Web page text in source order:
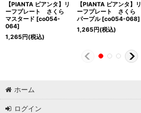
【PIANTA ピアンタ】リ
ーフプレート さくら
マスタード [co054-
064]
1,265円(税込)
【PIANTA ピアンタ】リ
ーフプレート さくら
パープル [co054-068]
1,265円(税込)
ホーム
ログイン